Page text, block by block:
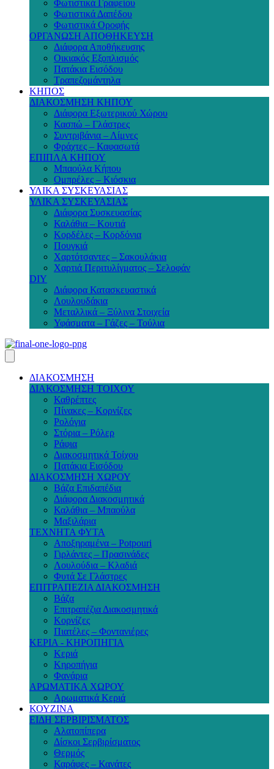
Φωτιστικά Γραφείου
Φωτιστικά Δαπέδου
Φωτιστικά Οροφής
ΟΡΓΑΝΩΣΗ ΑΠΟΘΗΚΕΥΣΗ
Διάφορα Αποθήκευσης
Οικιακός Εξοπλισμός
Πατάκια Εισόδου
Τραπεζομάντηλα
ΚΗΠΟΣ
ΔΙΑΚΟΣΜΗΣΗ ΚΗΠΟΥ
Διάφορα Εξωτερικού Χώρου
Κασπώ – Γλάστρες
Συντριβάνια – Λίμνες
Φράχτες – Καφασωτά
ΕΠΙΠΛΑ ΚΗΠΟΥ
Μπαούλα Κήπου
Ομπρέλες – Κιόσκια
ΥΛΙΚΑ ΣΥΣΚΕΥΑΣΙΑΣ
ΥΛΙΚΑ ΣΥΣΚΕΥΑΣΙΑΣ
Διάφορα Συσκευασίας
Καλάθια – Κουτιά
Κορδέλες – Κορδόνια
Πουγκιά
Χαρτότσαντες – Σακουλάκια
Χαρτιά Περιτυλίγματος – Σελοφάν
DIY
Διάφορα Κατασκευαστικά
Λουλουδάκια
Μεταλλικά – Ξύλινα Στοιχεία
Υφάσματα – Γάζες – Τούλια
ΔΙΑΚΟΣΜΗΣΗ
ΔΙΑΚΟΣΜΗΣΗ ΤΟΙΧΟΥ
Καθρέπτες
Πίνακες – Κορνίζες
Ρολόγια
Στόρια – Ρόλερ
Ράφια
Διακοσμητικά Τοίχου
Πατάκια Εισόδου
ΔΙΑΚΟΣΜΗΣΗ ΧΩΡΟΥ
Βάζα Επιδαπέδια
Διάφορα Διακοσμητικά
Καλάθια – Μπαούλα
Μαξιλάρια
ΤΕΧΝΗΤΑ ΦΥΤΑ
Αποξηραμένα – Potpouri
Γιρλάντες – Πρασινάδες
Λουλούδια – Κλαδιά
Φυτά Σε Γλάστρες
ΕΠΙΤΡΑΠΕΖΙΑ ΔΙΑΚΟΣΜΗΣΗ
Βάζα
Επιτραπέζια Διακοσμητικά
Κορνίζες
Πιατέλες – Φοντανιέρες
ΚΕΡΙΑ - ΚΗΡΟΠΗΓΙΑ
Κεριά
Κηροπήγια
Φανάρια
ΑΡΩΜΑΤΙΚΑ ΧΩΡΟΥ
Αρωματικά Κεριά
ΚΟΥΖΙΝΑ
ΕΙΔΗ ΣΕΡΒΙΡΙΣΜΑΤΟΣ
Αλατοπίπερα
Δίσκοι Σερβιρίσματος
Θερμός
Καράφες – Κανάτες